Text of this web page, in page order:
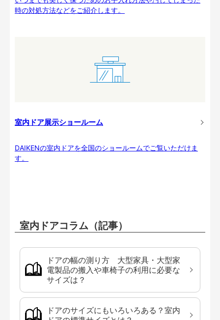
時の対処方法などをご紹介します。
室内ドア展示ショールーム
DAIKENの室内ドアを全国のショールームでご覧いただけま
す。
室内ドアコラム（記事）
ドアの幅の測り方 大型家具・大型家
電製品の搬入や車椅子の利用に必要な
サイズは？
ドアのサイズにもいろいろある？室内